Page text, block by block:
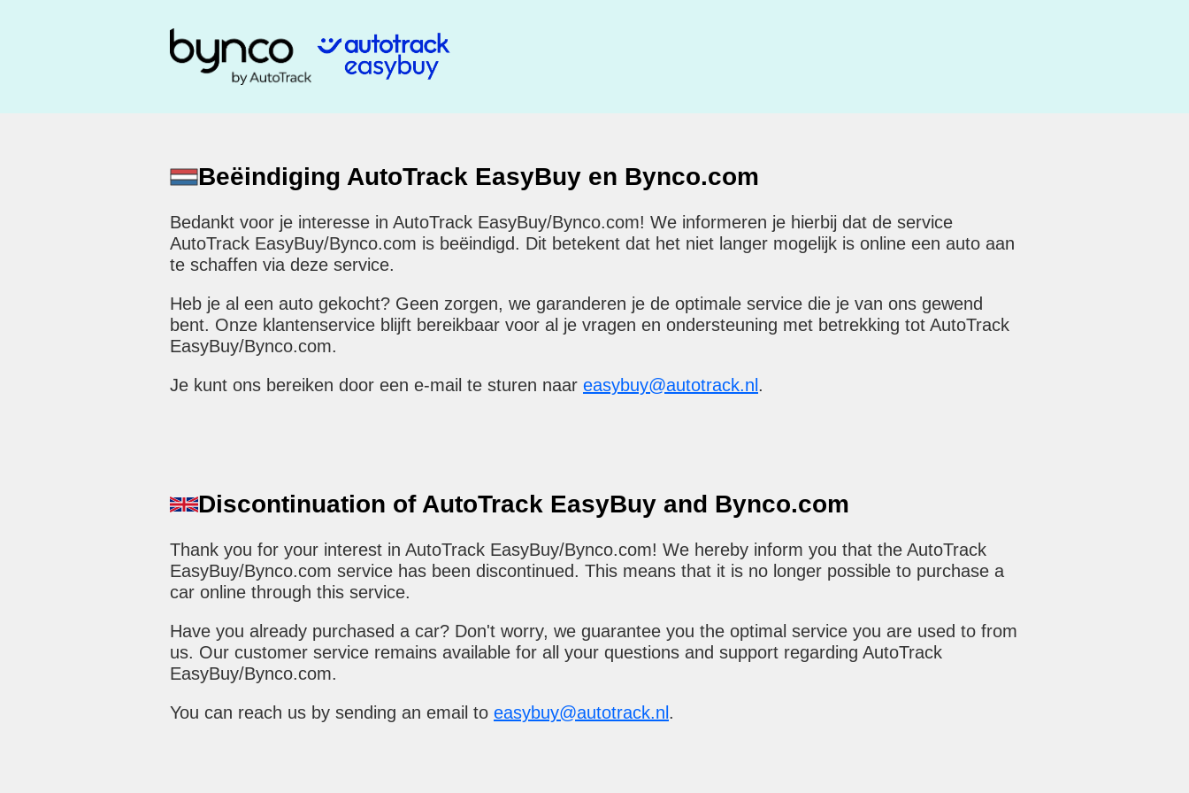
Beëindiging AutoTrack EasyBuy en Bynco.com
Bedankt voor je interesse in AutoTrack EasyBuy/Bynco.com! We informeren je hierbij dat de service
AutoTrack EasyBuy/Bynco.com is beëindigd. Dit betekent dat het niet langer mogelijk is online een auto aan
te schaffen via deze service.
Heb je al een auto gekocht? Geen zorgen, we garanderen je de optimale service die je van ons gewend
bent. Onze klantenservice blijft bereikbaar voor al je vragen en ondersteuning met betrekking tot AutoTrack
EasyBuy/Bynco.com.
Je kunt ons bereiken door een e-mail te sturen naar easybuy@autotrack.nl .
Discontinuation of AutoTrack EasyBuy and Bynco.com
Thank you for your interest in AutoTrack EasyBuy/Bynco.com! We hereby inform you that the AutoTrack
EasyBuy/Bynco.com service has been discontinued. This means that it is no longer possible to purchase a
car online through this service.
Have you already purchased a car? Don't worry, we guarantee you the optimal service you are used to from
us. Our customer service remains available for all your questions and support regarding AutoTrack
EasyBuy/Bynco.com.
You can reach us by sending an email to easybuy@autotrack.nl .